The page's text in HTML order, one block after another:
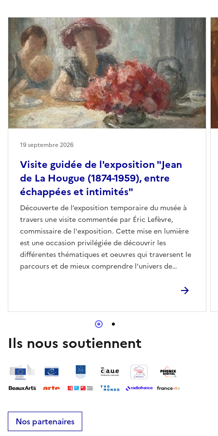
Visite guidée de l'exposition "Jean
de La Hougue (1874-1959), entre
échappées et intimités"
Découverte de l’exposition temporaire du musée à
travers une visite commentée par Éric Lefèvre,
commissaire de l'exposition. Cette mise en lumière
est une occasion privilégiée de découvrir les
différentes thématiques et oeuvres qui traversent le
parcours et de mieux comprendre l’univers de
19 septembre 2026
Ils nous soutiennent
Nos partenaires